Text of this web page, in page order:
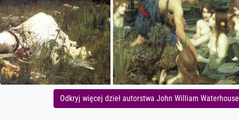
Odkryj więcej dzieł autorstwa John William Waterhouse